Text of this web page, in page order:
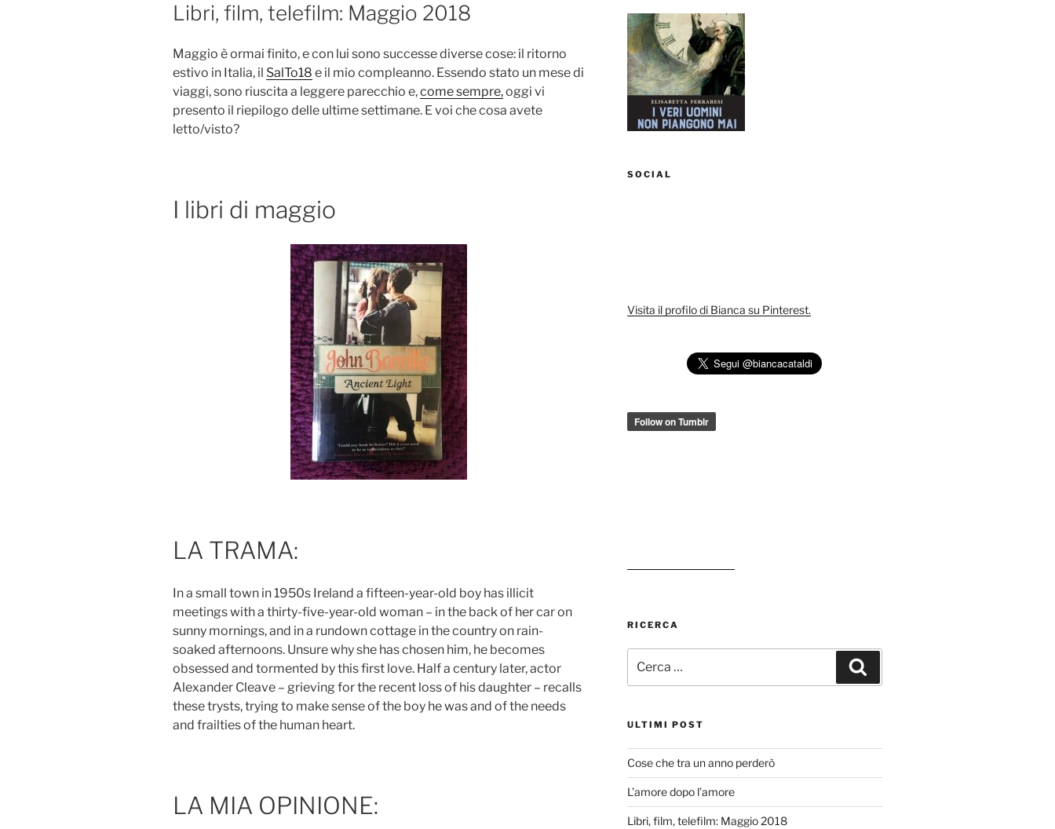
IL
Libri, film, telefilm: Maggio 2018
Maggio è ormai finito, e con lui sono successe diverse cose: il ritorno
estivo in Italia, il SalTo18 e il mio compleanno. Essendo stato un mese di
viaggi, sono riuscita a leggere parecchio e,come sempre,oggi vi
presento il riepilogo delle ultime settimane. E voi che cosa avete
letto/visto?
I libri di maggio
LA TRAMA:
In a small town in 1950s Ireland a fifteen-year-old boy has illicit
meetings with a thirty-five-year-old woman – in the back of her car on
sunny mornings, and in a rundown cottage in the country on rain-
soaked afternoons. Unsure why she has chosen him, he becomes
obsessed and tormented by this first love. Half a century later, actor
Alexander Cleave – grieving for the recent loss of his daughter – recalls
these trysts, trying to make sense of the boy he was and of the needs
and frailties of the human heart.
LA MIA OPINIONE:
SOCIAL
Visita il profilo di Bianca su Pinterest.
RICERCA
ULTIMI POST
Cose che tra un anno perderò
L’amore dopo l’amore
Libri, film, telefilm: Maggio 2018